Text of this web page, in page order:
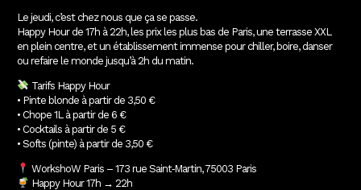
Le jeudi, c’est chez nous que ça se passe.
Happy Hour de 17h à 22h, les prix les plus bas de Paris, une terrasse XXL
en plein centre, et un établissement immense pour chiller, boire, danser
ou refaire le monde jusqu’à 2h du matin.
Tarifs Happy Hour
• Pinte blonde à partir de 3,50 €
• Chope 1L à partir de 6 €
• Cocktails à partir de 5 €
• Softs (pinte) à partir de 3,50 €
WorkshoW Paris – 173 rue Saint‑Martin, 75003 Paris
Happy Hour 17h → 22h